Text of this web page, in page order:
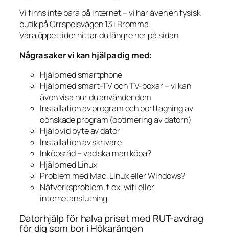
Vi finns inte bara på internet – vi har även en fysisk
butik på Orrspelsvägen 13 i Bromma.
Våra öppettider hittar du längre ner på sidan.
Några saker vi kan hjälpa dig med:
Hjälp med smartphone
Hjälp med smart-TV och TV-boxar – vi kan
även visa hur du använder dem
Installation av program och borttagning av
oönskade program (optimering av datorn)
Hjälp vid byte av dator
Installation av skrivare
Inköpsråd – vad ska man köpa?
Hjälp med Linux
Problem med Mac, Linux eller Windows?
Nätverksproblem, t.ex. wifi eller
internetanslutning
Datorhjälp för halva priset med RUT-avdrag
för dig som bor i Hökarängen